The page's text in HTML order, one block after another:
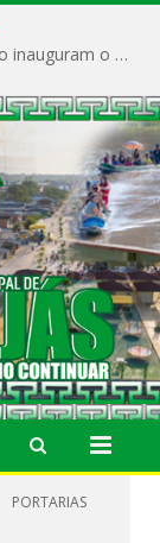
Prefeito Vivaldo Mendes e vice-prefeito Quito inauguram o CAPS e fortalecem a saúde pública em Anajás.
PORTARIAS